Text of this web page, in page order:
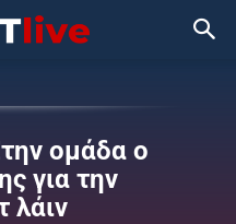
ομάδα ο
για την
λάιν